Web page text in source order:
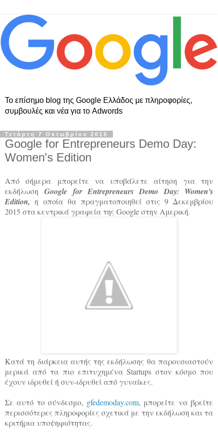
Το επίσημο blog της Google Ελλάδος με πληροφορίες,
συμβουλές και νέα για το Adwords
Τετάρτη 7 Οκτωβρίου 2015
Google for Entrepreneurs Demo Day:
Women's Edition
Aπό σήμερα μπορείτε να υποβάλετε αίτηση για την
εκδήλωσηGoogle for Entrepreneurs Demo Day: Women's
Edition, η οποία θα πραγματοποιηθεί στις 9 Δεκεμβρίου
2015 στα κεντρικά γραφεία της Google στην Αμερική.
Κατά τη διάρκεια αυτής της εκδήλωσης θα παρουσιαστούν
μερικά από τα πιο επιτυχημένα Startups στον κόσμο που
έχουν ιδρυθεί ή συν-ιδρυθεί από γυναίκες.
Σε αυτό το σύνδεσμο, gfedemoday.com, μπορείτε να βρείτε
περισσότερες πληροφορίες σχετικά με την εκδήλωση και τα
κριτήρια υποψηφιότητας.